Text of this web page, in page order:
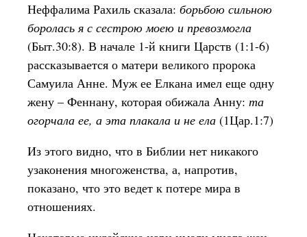
Неффалима Рахиль сказала: борьбою сильною
боролась я с сестрою моею и превозмогла
(Быт.30:8). В начале 1-й книги Царств (1:1-6)
рассказывается о матери великого пророка
Самуила Анне. Муж ее Елкана имел еще одну
жену – Феннану, которая обижала Анну: та
огорчала ее, а эта плакала и не ела (1Цар.1:7)
Из этого видно, что в Библии нет никакого
узаконения многоженства, а, напротив,
показано, что это ведет к потере мира в
отношениях.